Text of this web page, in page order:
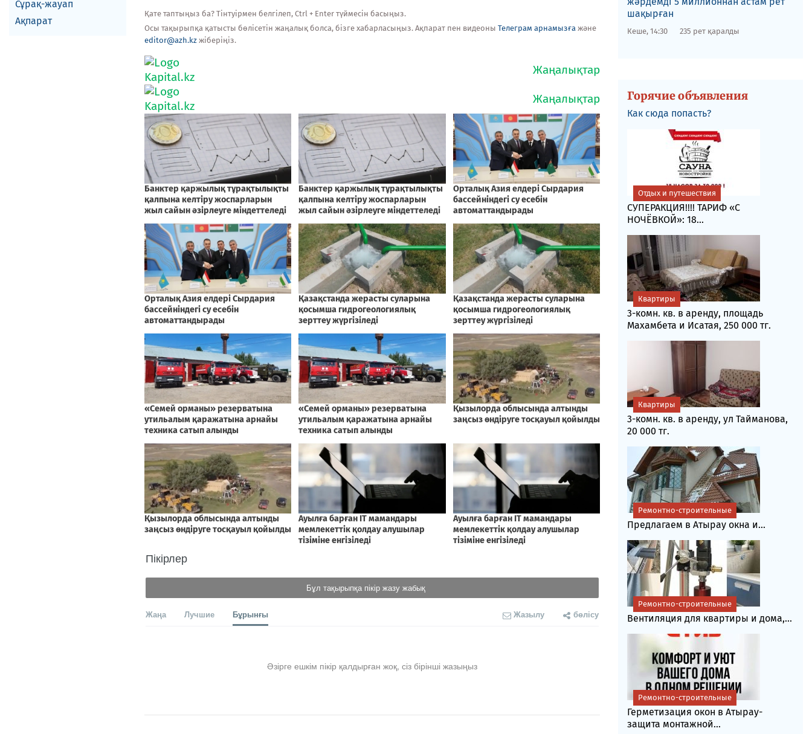
Сұрақ-жауап
Ақпарат
Қате таптыңыз ба? Тінтуірмен белгілеп, Ctrl + Enter түймесін басыңыз.
Осы тақырыпқа қатысты бөлісетін жаңалық болса, бізге хабарласыңыз. Ақпарат пен видеоны Телеграм арнамызға және
editor@azh.kz жіберіңіз.
Пікірлер
Бұл тақырыпқа пікір жазу жабық
Жаңа Лучшие Бұрынғы Жазылу бөлісу
Әзірге ешкім пікір қалдырған жоқ, сіз бірінші жазыңыз
шақырған
Кеше, 14:30 235 рет қаралды
Горячие объявления
Как сюда попасть?
СУПЕРАКЦИЯ!!!! ТАРИФ «C
НОЧЁВКОЙ»: 18...
Отдых и путешествия
3-комн. кв. в аренду, площадь
Махамбета и Исатая, 250 000 тг.
Квартиры
3-комн. кв. в аренду, ул Тайманова,
20 000 тг.
Квартиры
Предлагаем в Атырау окна и...
Ремонтно-строительные
Вентиляция для квартиры и дома,...
Ремонтно-строительные
Герметизация окон в Атырау-
защита монтажной...
Ремонтно-строительные